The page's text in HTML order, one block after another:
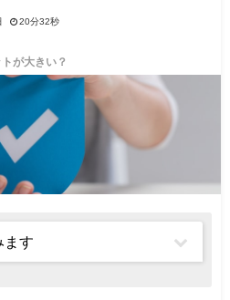
20分32秒
が大きい？
ます